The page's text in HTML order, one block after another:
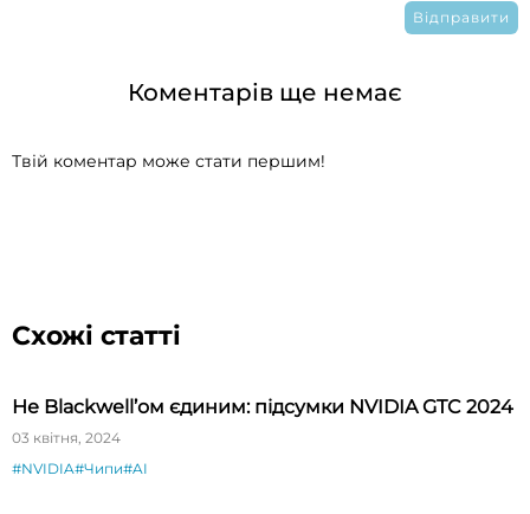
Коментарів ще немає
Твій коментар може стати першим!
Схожі статті
Не Blackwell’ом єдиним: підсумки NVIDIA GTC 2024
03 квітня, 2024
#NVIDIA#Чипи#AI